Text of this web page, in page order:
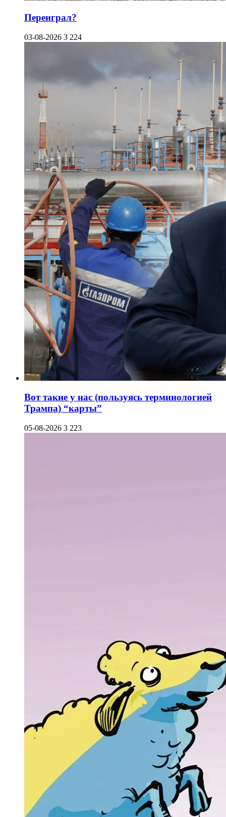
Переиграл?
03-08-2026 3 224
Вот такие у нас (пользуясь терминологией
Трампа) “карты”
05-08-2026 3 223